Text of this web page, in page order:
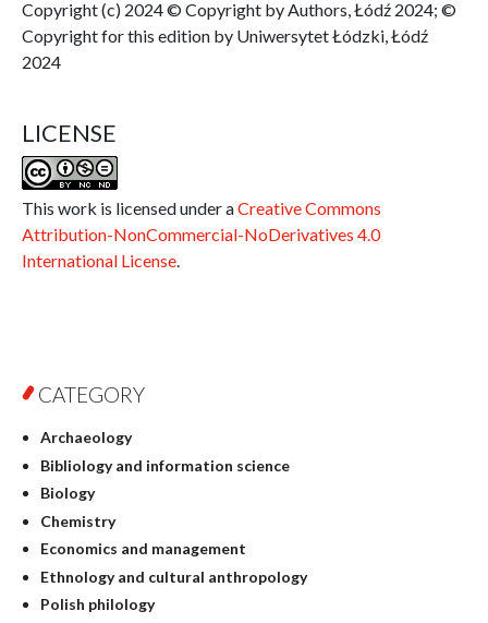
Copyright (c) 2024 © Copyright by Authors, Łódź 2024; ©
Copyright for this edition by Uniwersytet Łódzki, Łódź
2024
LICENSE
This work is licensed under aCreative Commons
Attribution-NonCommercial-NoDerivatives 4.0
International License.
CATEGORY
Archaeology
Bibliology and information science
Biology
Chemistry
Economics and management
Ethnology and cultural anthropology
Polish philology